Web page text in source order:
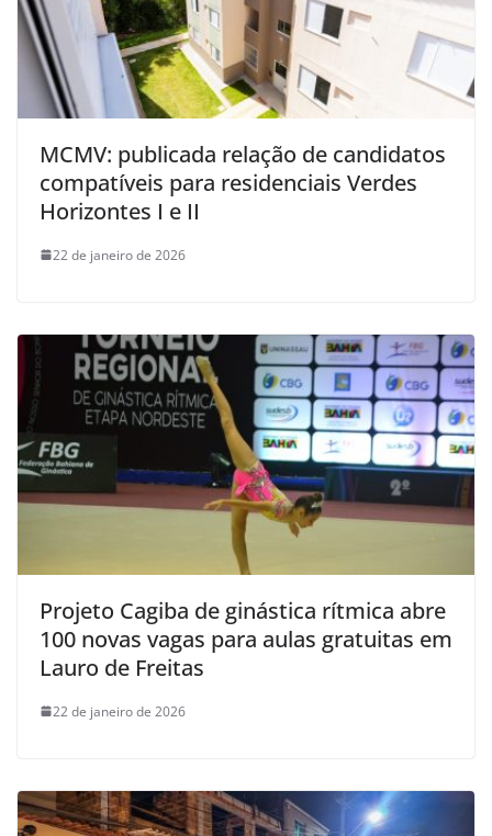
MCMV: publicada relação de candidatos
compatíveis para residenciais Verdes
Horizontes I e II
22 de janeiro de 2026
Projeto Cagiba de ginástica rítmica abre
100 novas vagas para aulas gratuitas em
Lauro de Freitas
22 de janeiro de 2026